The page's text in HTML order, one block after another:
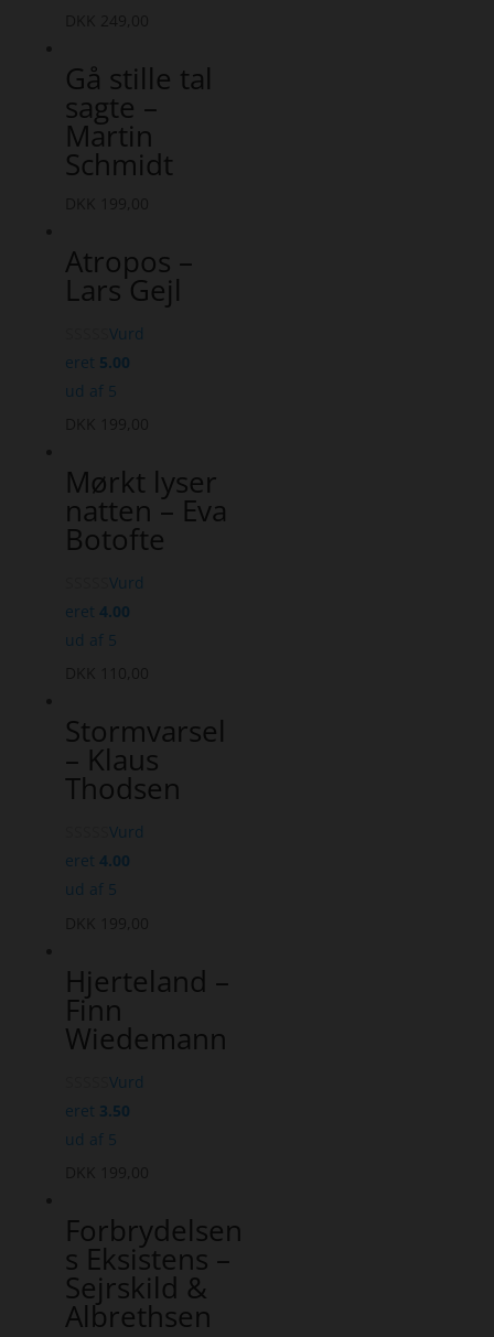
Gå stille tal
sagte –
Martin
Schmidt
Atropos –
Lars Gejl
Vurd
eret 5.00
ud af 5
Mørkt lyser
natten – Eva
Botofte
Vurd
eret 4.00
ud af 5
Stormvarsel
– Klaus
Thodsen
Vurd
eret 4.00
ud af 5
Hjerteland –
Finn
Wiedemann
Vurd
eret 3.50
ud af 5
Forbrydelsen
s Eksistens –
Sejrskild &
Albrethsen